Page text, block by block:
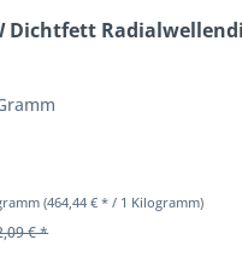
Dichtfett
(464,44 € * / 1 Kilogramm)
€ *